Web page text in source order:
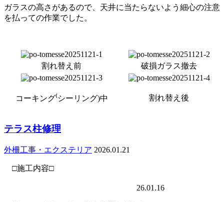
ガラスの高さがあるので、天井に当たらないよう細心の注意
を払っての作業でした。
割れ替え前 破損ガラス撤去
コーキング⁽シーリング)中 割れ替え後
テラス柱修理
外柵工事・エクステリア 2026.01.21
□施工内容□
26.01.16